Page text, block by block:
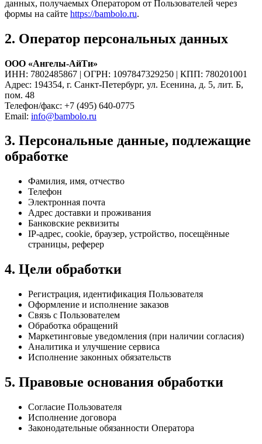
данных, получаемых Оператором от Пользователей через
формы на сайте https://bambolo.ru.
2. Оператор персональных данных
ООО «Ангелы-АйТи»
ИНН: 7802485867 | ОГРН: 1097847329250 | КПП: 780201001
Адрес: 194354, г. Санкт-Петербург, ул. Есенина, д. 5, лит. Б,
пом. 48
Телефон/факс: +7 (495) 640-0775
Email: info@bambolo.ru
3. Персональные данные, подлежащие
обработке
Фамилия, имя, отчество
Телефон
Электронная почта
Адрес доставки и проживания
Банковские реквизиты
IP-адрес, cookie, браузер, устройство, посещённые
страницы, реферер
4. Цели обработки
Регистрация, идентификация Пользователя
Оформление и исполнение заказов
Связь с Пользователем
Обработка обращений
Маркетинговые уведомления (при наличии согласия)
Аналитика и улучшение сервиса
Исполнение законных обязательств
5. Правовые основания обработки
Согласие Пользователя
Исполнение договора
Законодательные обязанности Оператора